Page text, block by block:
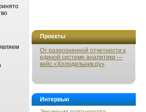
Проекты
От разрозненной отчетности к
единой системе аналитики —
кейс «Холодильник.ру»
Интервью